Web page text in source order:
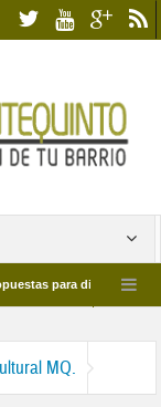
disfrutar del deporte
MQ.